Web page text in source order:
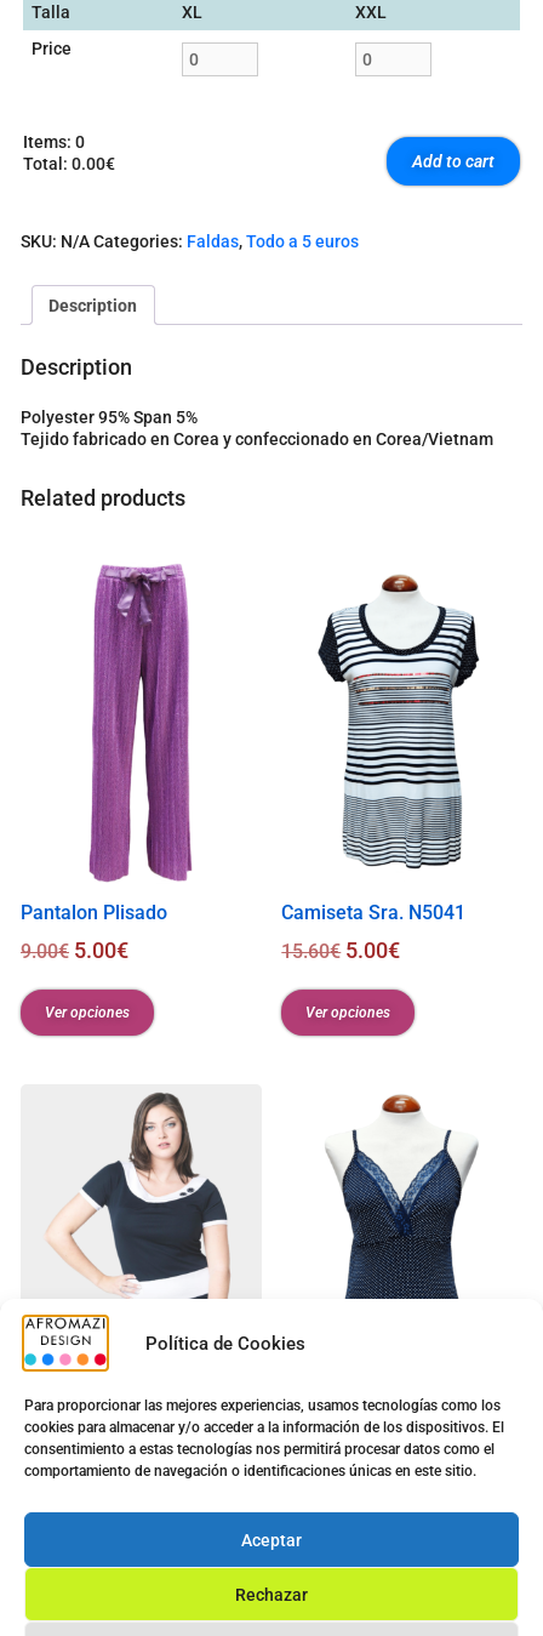
Política de Cookies
Para proporcionar las mejores experiencias, usamos tecnologías como los
cookies para almacenar y/o acceder a la información de los dispositivos. El
consentimiento a estas tecnologías nos permitirá procesar datos como el
comportamiento de navegación o identificaciones únicas en este sitio.
Aceptar
Rechazar
Talla XL
XXL
Price
Items: 0
Total : 0.00€
e
o
t
o
a
Add to cart
SKU: N/ACategories: Faldas,Todo a 5 euros
Description
Description
Polyester 95% Span 5%
Tejido fabricado en Corea y confeccionado en Corea/Vietnam
Related products
Pantalon Plisado
9.00€ 5.00€
Ver opciones
Camiseta Sra. N5041
15.60€ 5.00€
Ver opciones
Vestido G-0200070 :
Señora 4
Top Sra. G-0430085
9.70€ 5.00€